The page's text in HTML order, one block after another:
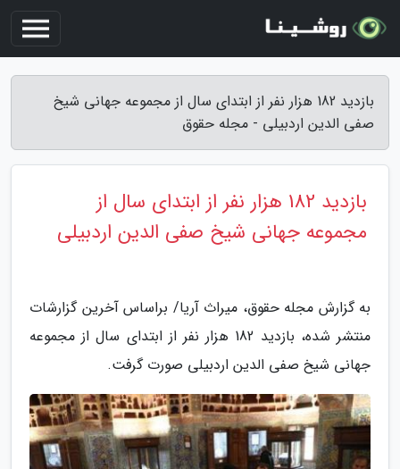
بازدید 182 هزار نفر از ابتدای سال از مجموعه جهانی شیخ
صفی الدین اردبیلی - مجله حقوق
بازدید 182 هزار نفر از ابتدای سال از
مجموعه جهانی شیخ صفی الدین اردبیلی
به گزارش مجله حقوق، میراث آریا/ براساس آخرین گزارشات
منتشر شده، بازدید 182 هزار نفر از ابتدای سال از مجموعه
جهانی شیخ صفی الدین اردبیلی صورت گرفت.